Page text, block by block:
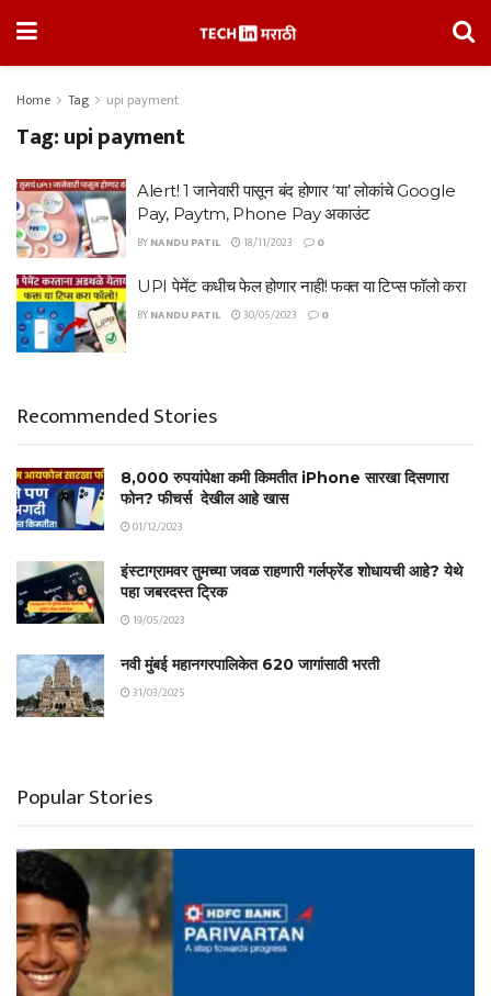
Home Tag upi payment
Tag:upi payment
Alert! 1 जानेवारी पासून बंद होणार ‘या’ लोकांचे Google
Pay, Paytm, Phone Pay अकाउंट
BYNANDU PATIL 18/11/2023 0
UPI पेमेंट कधीच फेल होणार नाही! फक्त या टिप्स फॉलो करा
BYNANDU PATIL 30/05/2023 0
Recommended Stories
8,000 रुपयांपेक्षा कमी किमतीत iPhone सारखा दिसणारा
फोन? फीचर्स देखील आहे खास
01/12/2023
इंस्टाग्रामवर तुमच्या जवळ राहणारी गर्लफ्रेंड शोधायची आहे? येथे
पहा जबरदस्त ट्रिक
19/05/2023
नवी मुंबई महानगरपालिकेत 620 जागांसाठी भरती
31/03/2025
Popular Stories